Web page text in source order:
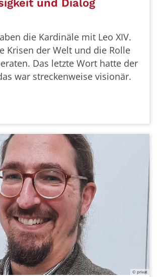
und Dialog
die Kardinäle mit Leo XIV.
Krisen der Welt und die Rolle
Das letzte Wort hatte der
war streckenweise visionär.
© privat